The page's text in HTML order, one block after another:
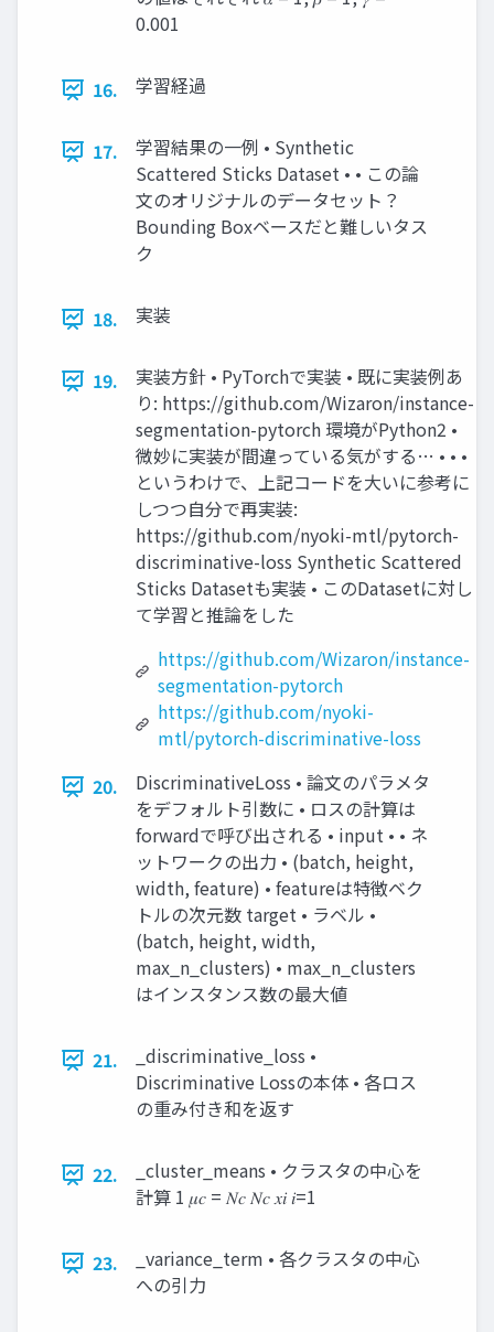
0.001
16. 学習経過
17.
学習結果の一例 • Synthetic
Scattered Sticks Dataset • • この論
文のオリジナルのデータセット？
Bounding Boxベースだと難しいタス
ク
18. 実装
19.
実装方針 • PyTorchで実装 • 既に実装例あ
り: https://github.com/Wizaron/instance-
segmentation-pytorch 環境がPython2 •
微妙に実装が間違っている気がする… • • •
というわけで、上記コードを大いに参考に
しつつ自分で再実装:
https://github.com/nyoki-mtl/pytorch-
discriminative-loss Synthetic Scattered
Sticks Datasetも実装 • このDatasetに対し
て学習と推論をした
https://github.com/Wizaron/instance-
segmentation-pytorch
https://github.com/nyoki-
mtl/pytorch-discriminative-loss
20.
DiscriminativeLoss • 論文のパラメタ
をデフォルト引数に • ロスの計算は
forwardで呼び出される • input • • ネ
ットワークの出力 • (batch, height,
width, feature) • featureは特徴ベク
トルの次元数 target • ラベル •
(batch, height, width,
max_n_clusters) • max_n_clusters
はインスタンス数の最大値
21.
_discriminative_loss •
Discriminative Lossの本体 • 各ロス
の重み付き和を返す
22.
_cluster_means • クラスタの中心を
計算 1 𝜇𝑐 = 𝑁𝑐 𝑁𝑐 𝑥𝑖 𝑖=1
23.
_variance_term • 各クラスタの中心
への引力